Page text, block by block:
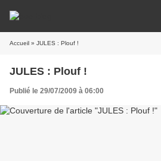
Accueil » JULES : Plouf !
JULES : Plouf !
Publié le 29/07/2009 à 06:00